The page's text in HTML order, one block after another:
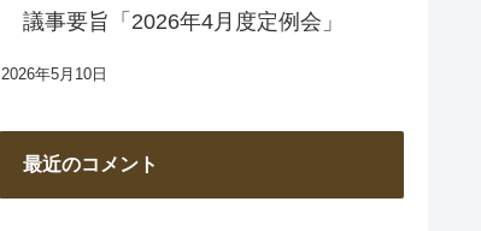
議事要旨「2026年4月度定例会」
2026年5月10日
最近のコメント